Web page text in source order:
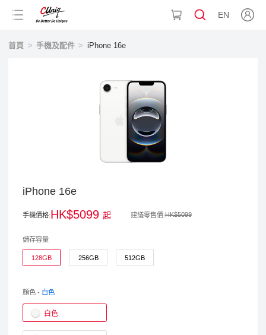
EN
首頁 > 手機及配件 > iPhone 16e
iPhone 16e
手機價格:HK$5099 起 建議零售價:HK$5099
儲存容量
128GB 256GB 512GB
顏色 - 白色
白色